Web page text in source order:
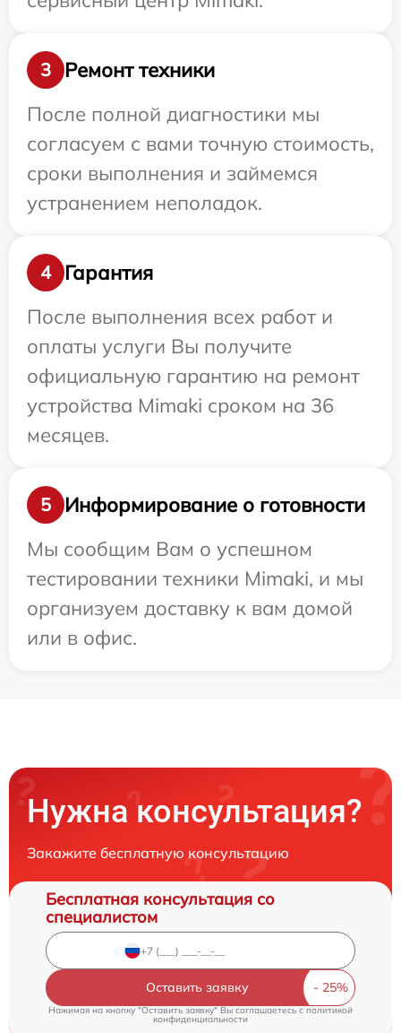
3
Ремонт техники
После полной диагностики мы
согласуем с вами точную стоимость,
сроки выполнения и займемся
устранением неполадок.
4
Гарантия
После выполнения всех работ и
оплаты услуги Вы получите
официальную гарантию на ремонт
устройства Mimaki сроком на 36
месяцев.
5
Информирование о готовности
Мы сообщим Вам о успешном
тестировании техники Mimaki, и мы
организуем доставку к вам домой
или в офис.
Нужна консультация?
Закажите бесплатную консультацию
Бесплатная консультация со
специалистом
Оставить заявку
Нажимая на кнопку "Оставить заявку" Вы соглашаетесь c политикой
конфиденциальности